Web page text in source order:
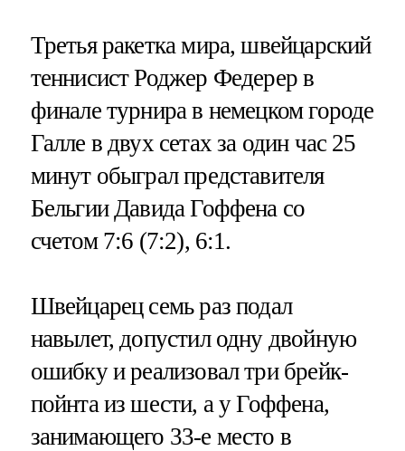
Третья ракетка мира, швейцарский
теннисист Роджер Федерер в
финале турнира в немецком городе
Галле в двух сетах за один час 25
минут обыграл представителя
Бельгии Давида Гоффена со
счетом 7:6 (7:2), 6:1.
Швейцарец семь раз подал
навылет, допустил одну двойную
ошибку и реализовал три брейк-
пойнта из шести, а у Гоффена,
занимающего 33-е место в